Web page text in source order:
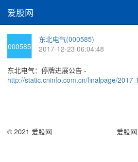
爱股网
000585
东北电气(000585)
2017-12-23 06:04:48
东北电气：停牌进展公告 -
http://static.cninfo.com.cn/finalpage/
© 2021 爱股网 爱股